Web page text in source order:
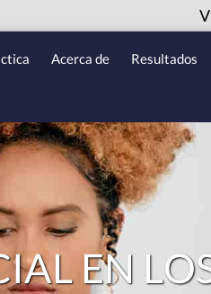
Acerca de Resultados
EN